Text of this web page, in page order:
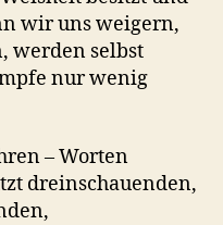
wir uns weigern,
werden selbst
nur wenig
– Worten
dreinschauenden,